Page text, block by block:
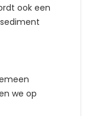
ook een
we op